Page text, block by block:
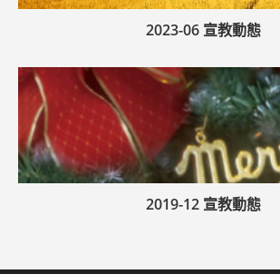
2023-06 宣教動態
2019-12 宣教動態